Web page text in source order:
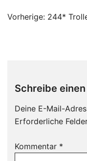
Vorherige: 244*
Schreibe
Deine E-Mail-
Erforderliche
Kommentar *